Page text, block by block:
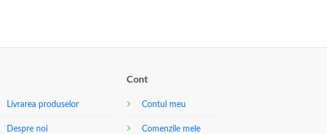
Livrarea produselor
Despre noi
Cont
Contul meu
Comenzile mele